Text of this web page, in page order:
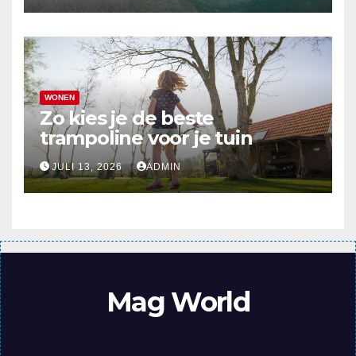
WONEN
Zo kies je de beste
trampoline voor je tuin
JULI 13, 2026 ADMIN
Mag World